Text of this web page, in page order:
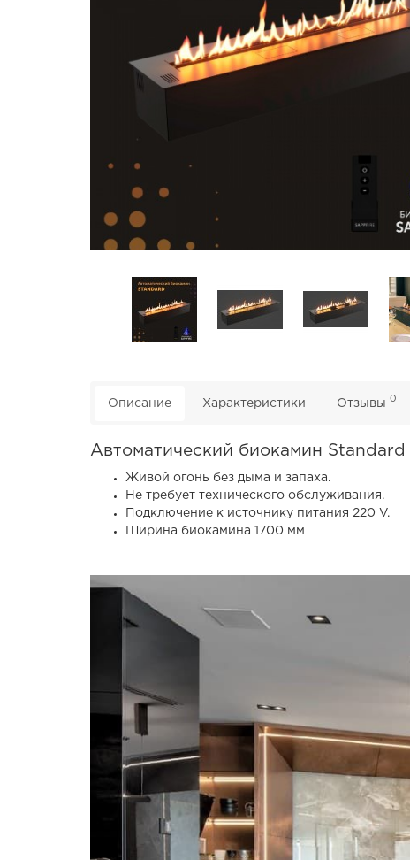
Описание Характеристики Отзывы 0
Автоматический биокамин
Живой огонь без дыма и запаха.
Не требует технического обслуживания.
Подключение к источнику питания 220 V.
Ширина биокамина 1700 мм